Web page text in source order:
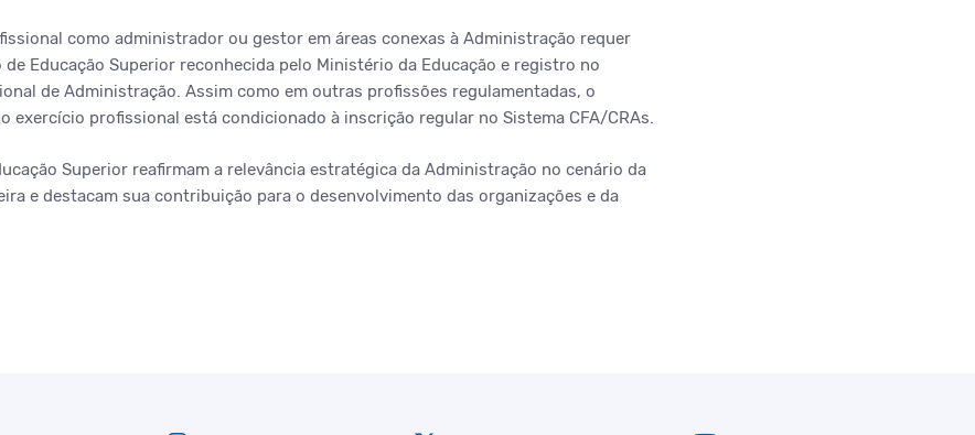
como administrador ou gestor em áreas conexas à Administração requer
Educação Superior reconhecida pelo Ministério da Educação e registro no
de Administração. Assim como em outras profissões regulamentadas, o
exercício profissional está condicionado à inscrição regular no Sistema CFA/CRAs.
Superior reafirmam a relevância estratégica da Administração no cenário da
e destacam sua contribuição para o desenvolvimento das organizações e da